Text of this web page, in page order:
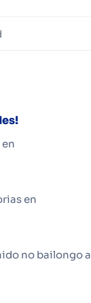
en
no bailongo a